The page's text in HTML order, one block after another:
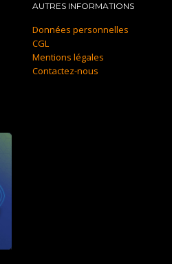
AUTRES INFORMATIONS
Données personnelles
CGL
Mentions légales
Contactez-nous